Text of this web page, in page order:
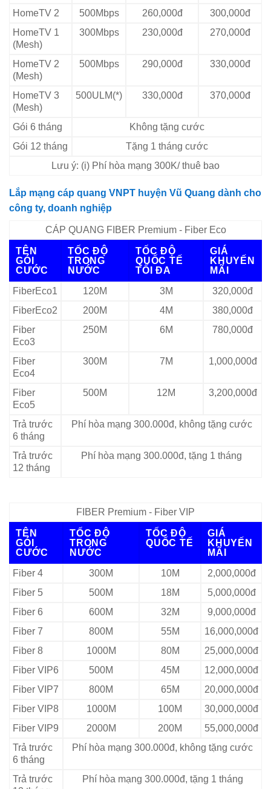
HomeTV 2 500Mbps 260,000đ
300,000đ
HomeTV 1
(Mesh)
300Mbps 230,000đ 270,000đ
HomeTV 2
(Mesh)
500Mbps 290,000đ 330,000đ
HomeTV 3
(Mesh)
500ULM(*) 330,000đ 370,000đ
Gói 6 tháng
Không tặng cước
Gói 12 tháng
Tặng 1 tháng cước
Lưu ý: (i) Phí hòa mạng 300K/ thuê bao
Lắp mạng cáp quang VNPT huyện Vũ Quang dành cho
công ty, doanh nghiệp
CÁP QUANG FIBER Premium - Fiber Eco
TÊN
GÓI
CƯỚC
TỐC ĐỘ
TRONG
NƯỚC
TỐC ĐỘ
QUỐC TẾ
TỐI ĐA
GIÁ
KHUYẾN
MÃI
FiberEco1
120M 3M
320,000đ
FiberEco2
200M 4M
380,000đ
Fiber
Eco3
250M 6M 780,000đ
Fiber
Eco4
300M 7M 1,000,000đ
Fiber
Eco5
500M 12M 3,200,000đ
Trả trước
6 tháng
Phí hòa mạng 300.000đ, không tặng cước
Trả trước
12 tháng
Phí hòa mạng 300.000đ, tặng 1 tháng
FIBER Premium - Fiber VIP
TÊN
GÓI
CƯỚC
TỐC ĐỘ
TRONG
NƯỚC
TỐC ĐỘ
QUỐC TẾ
GIÁ
KHUYẾN
MÃI
Fiber 4
300M 10M
2,000,000đ
Fiber 5
500M 18M
5,000,000đ
Fiber 6
600M 32M
9,000,000đ
Fiber 7
800M 55M
16,000,000đ
Fiber 8
1000M 80M
25,000,000đ
Fiber VIP6
500M 45M
12,000,000đ
Fiber VIP7
800M 65M
20,000,000đ
Fiber VIP8
1000M 100M
30,000,000đ
Fiber VIP9
2000M 200M
55,000,000đ
Trả trước
6 tháng
Phí hòa mạng 300.000đ, không tặng cước
Trả trước
Phí hòa mạng 300.000đ, tặng 1 tháng